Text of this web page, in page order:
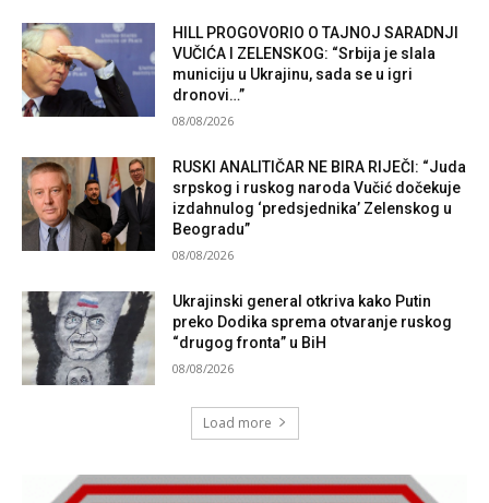
HILL PROGOVORIO O TAJNOJ SARADNJI
VUČIĆA I ZELENSKOG: “Srbija je slala
municiju u Ukrajinu, sada se u igri
dronovi…”
08/08/2026
RUSKI ANALITIČAR NE BIRA RIJEČI: “Juda
srpskog i ruskog naroda Vučić dočekuje
izdahnulog ‘predsjednika’ Zelenskog u
Beogradu”
08/08/2026
Ukrajinski general otkriva kako Putin
preko Dodika sprema otvaranje ruskog
“drugog fronta” u BiH
08/08/2026
Load more